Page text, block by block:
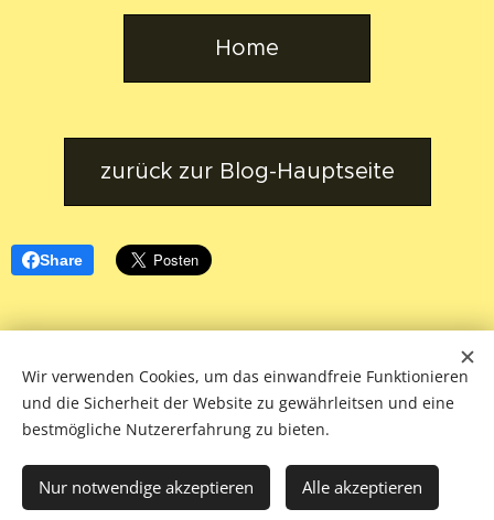
Home
zurück zur Blog-Hauptseite
Share
© 2026 fliessendeslicht.de
Wechselnde Pfade. Schatten und Licht. Alles ist Gnade.
Fürchte dich nicht.
Cookies
Wir verwenden Cookies, um das einwandfreie Funktionieren
und die Sicherheit der Website zu gewährleitsen und eine
bestmögliche Nutzererfahrung zu bieten.
Nur notwendige akzeptieren Alle akzeptieren